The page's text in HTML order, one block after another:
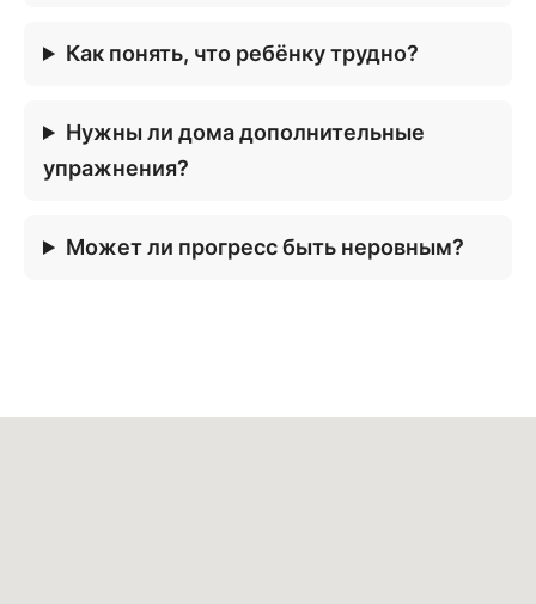
Как понять, что ребёнку трудно?
Нужны ли дома дополнительные
упражнения?
Может ли прогресс быть неровным?